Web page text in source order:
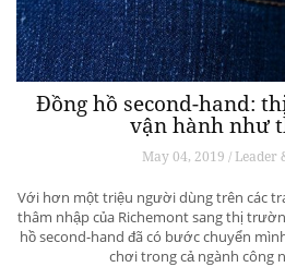
Đồng hồ second-hand:
vận hành như
May 04, 2019 / Leader
Với hơn một triệu người dùng trên các
thâm nhập của Richemont sang thị
hồ second-hand đã có bước chuyển
chơi trong cả ngành công